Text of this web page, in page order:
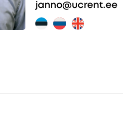
janno@ucrent.ee